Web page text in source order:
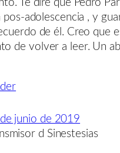
Te diré que Pedro
pos-adolescencia , y
de él. Creo que
de volver a leer. Un
junio de 2019
d Sinestesias